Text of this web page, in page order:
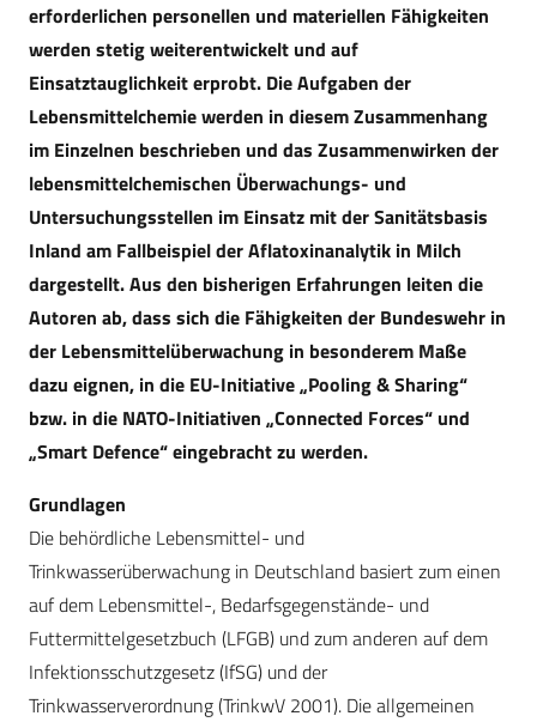
erforderlichen personellen und materiellen Fähigkeiten
werden stetig weiterentwickelt und auf
Einsatztauglichkeit erprobt. Die Aufgaben der
Lebensmittelchemie werden in diesem Zusammenhang
im Einzelnen beschrieben und das Zusammenwirken der
lebensmittelchemischen Überwachungs- und
Untersuchungsstellen im Einsatz mit der Sanitätsbasis
Inland am Fallbeispiel der Aflatoxinanalytik in Milch
dargestellt. Aus den bisherigen Erfahrungen leiten die
Autoren ab, dass sich die Fähigkeiten der Bundeswehr in
der Lebensmittelüberwachung in besonderem Maße
dazu eignen, in die EU-Initiative „Pooling & Sharing“
bzw. in die NATO-Initiativen „Connected Forces“ und
„Smart Defence“ eingebracht zu werden.
Grundlagen
Die behördliche Lebensmittel- und
Trinkwasserüberwachung in Deutschland basiert zum einen
auf dem Lebensmittel-, Bedarfsgegenstände- und
Futtermittelgesetzbuch (LFGB) und zum anderen auf dem
Infektionsschutzgesetz (IfSG) und der
Trinkwasserverordnung (TrinkwV 2001). Die allgemeinen